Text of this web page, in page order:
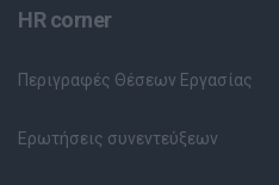
HR corner
Περιγραφές Θέσεων Εργασίας
Ερωτήσεις συνεντεύξεων